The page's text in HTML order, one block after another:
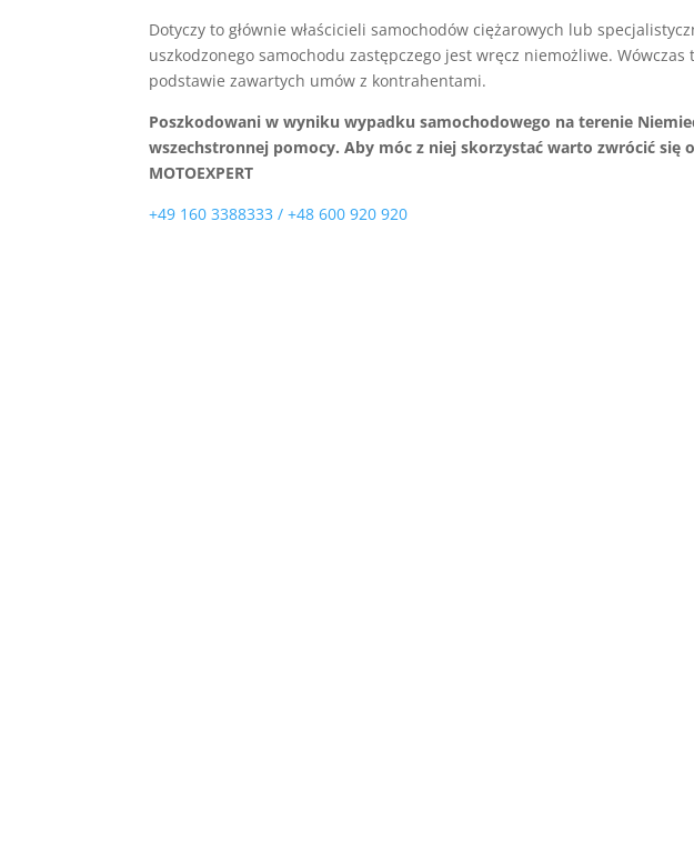
Dotyczy to głównie właścicieli samochodów ciężarowych lub
uszkodzonego samochodu zastępczego jest wręcz niemożliwe.
podstawie zawartych umów z kontrahentami.
Poszkodowani w wyniku wypadku samochodowego na terenie
wszechstronnej pomocy. Aby móc z niej skorzystać warto zwrócić się
MOTOEXPERT
+49 160 3388333 / +48 600 920 920